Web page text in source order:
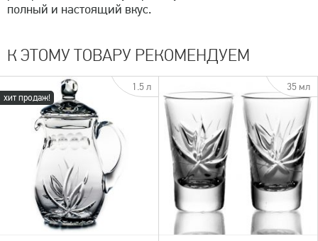
полный и настоящий вкус.
К ЭТОМУ ТОВАРУ РЕКОМЕНДУЕМ
хит продаж!
1.5 л 35 мл
быстрый просмотр